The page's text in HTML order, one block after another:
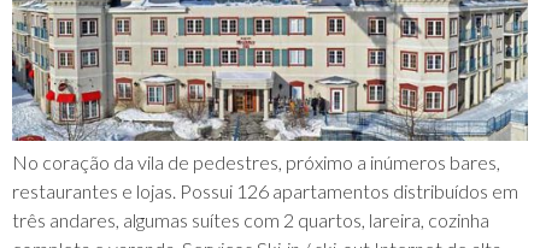
No coração da vila de pedestres, próximo a inúmeros bares,
restaurantes e lojas. Possui 126 apartamentos distribuídos em
três andares, algumas suítes com 2 quartos, lareira, cozinha